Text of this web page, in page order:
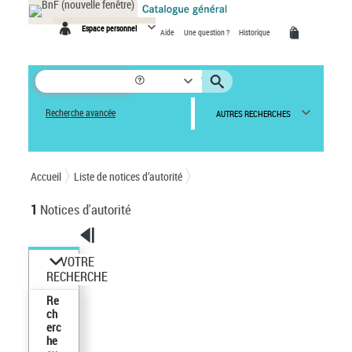
Espace personnel Aide Une question ? Historique
Recherche avancée AUTRES RECHERCHES
Accueil Liste de notices d’autorité
1 Notices d'autorité
VOTRE
RECHERCHE
Re
ch
erc
he
Panneau de gestion des cookies